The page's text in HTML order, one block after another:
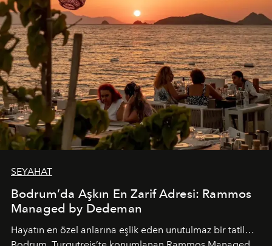
SEYAHAT
Bodrum’da Aşkın En Zarif Adresi: Rammos
Managed by Dedeman
Hayatın en özel anlarına eşlik eden unutulmaz bir tatil…